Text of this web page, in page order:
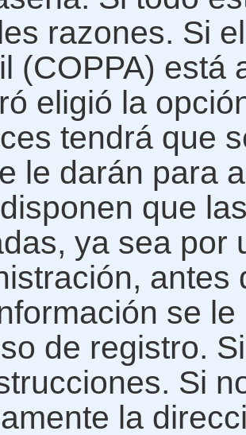
razones. Si
(COPPA) está
eligió la
tendrá que
le darán para
que
ya sea por
antes
se
de registro.
Si
la